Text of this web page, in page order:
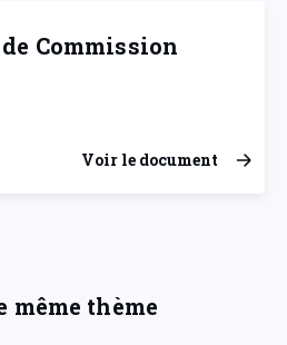
Commission
Voir le document
même thème